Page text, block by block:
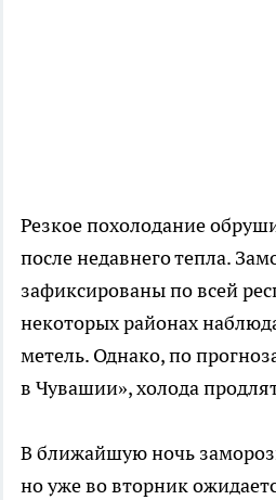
Резкое похолодание
после недавнего тепла.
зафиксированы по всей
некоторых районах
метель. Однако, по
в Чувашии», холода
В ближайшую ночь
но уже во вторник